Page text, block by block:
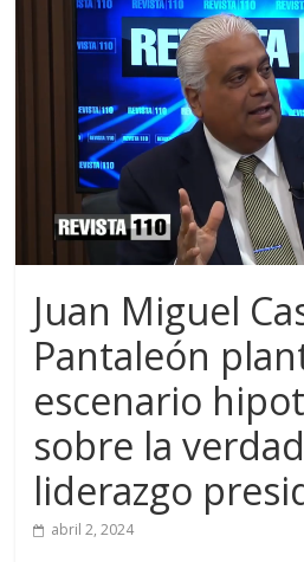
Juan Miguel
Pantaleón
escenario
sobre la
liderazgo
abril 2, 2024